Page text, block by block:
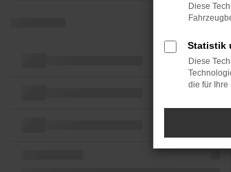
Diese
Statistik
Diese
die für Ihre